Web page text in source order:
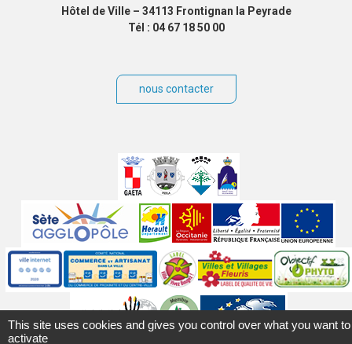
Hôtel de Ville – 34113 Frontignan la Peyrade
Tél : 04 67 18 50 00
nous contacter
partenaires
Labels
This site uses cookies and gives you control over what you want to
activate